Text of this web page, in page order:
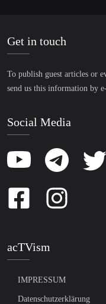
Get in touch
To publish guest articles or
send us this information by
Social Media
acTVism
IMPRESSUM
Datenschutzerklärung